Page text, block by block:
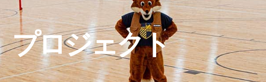
専門家
会社概要
プロジェクト